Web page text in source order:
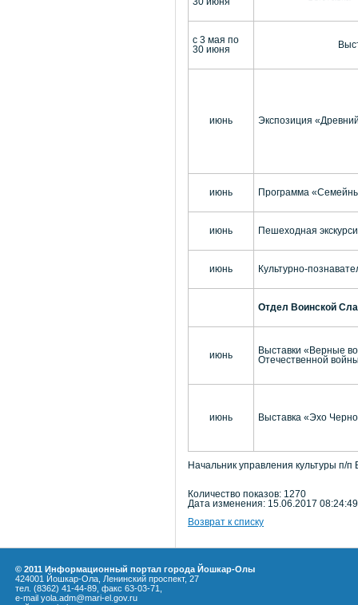
с 3 мая по
30 июня
июнь Экспозиция
июнь Программа
июнь Пешеходная
июнь Культурно-
Отдел Воинской
июнь
Выставки «Верные
Отечественной
июнь Выставка «Эхо
Начальник управления культуры п/
Количество показов: 1270
Дата изменения: 15.06.2017 08:24:49
Возврат к списку
© 2011 Информационный портал города Йошкар-Олы
424001 Йошкар-Ола, Ленинский проспект, 27
тел. (8362) 41-44-89, факс 63-03-71,
e-mail yola.adm@mari-el.gov.ru